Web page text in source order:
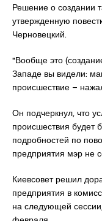
Решение о создании
утвержденную
Черновецкий.
"Вообще это
Западе вы видели:
происшествие –
Он подчеркнул, что
происшествия будет
подробностей по
предприятия мэр не
Киевсовет решил
предприятия в
на следующей